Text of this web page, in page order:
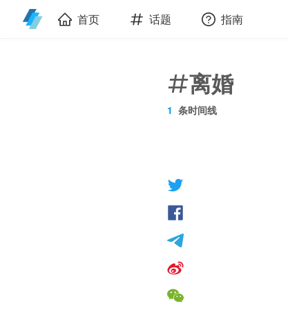
首页 话题 指南
离婚
1 条时间线